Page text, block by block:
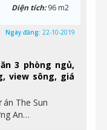
3 phòng ngủ,
view sông, giá
The Sun
An…
Diện tích:96 m2
Ngày đăng: 22-10-2019